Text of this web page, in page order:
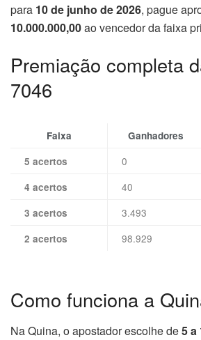
para 10 de junho de 2026, pague
10.000.000,00ao vencedor da faixa
Premiação completa
7046
Faixa Ganhadores
5 acertos
0
4 acertos 40
3 acertos
3.493
2 acertos 98.929
Como funciona a
Na Quina, o apostador escolhe de5 a